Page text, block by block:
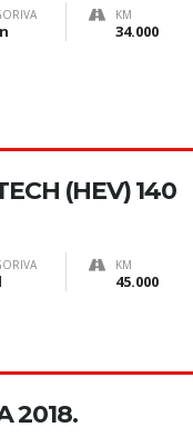
KM
34.000
(HEV) 140
KM
45.000
2018.